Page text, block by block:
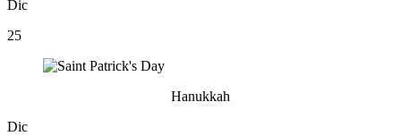
Dic
25
Hanukkah
Dic